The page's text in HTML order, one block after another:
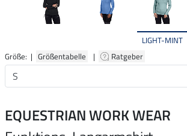
LIGHT-MINT
Größe: | Größentabelle | Ratgeber
EQUESTRIAN WORK WEAR